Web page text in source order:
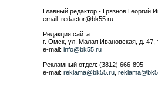
Главный редактор - Грязнов Георгий
email: redactor@bk55.ru
Редакция сайта:
г. Омск, ул. Малая Ивановская, д. 47,
e-mail: info@bk55.ru
Рекламный отдел: (3812) 666-895
e-mail: reklama@bk55.ru